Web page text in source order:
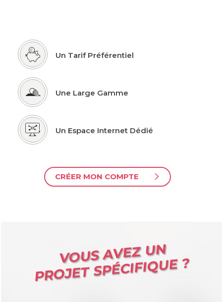
Un Tarif Préférentiel
Une Large Gamme
Un Espace Internet Dédié
CRÉER MON COMPTE
VOUS AVEZ UN
PROJET SPÉCIFIQUE ?